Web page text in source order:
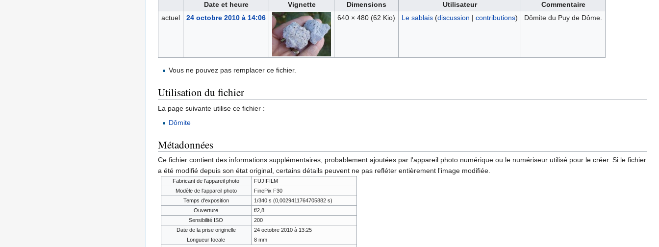
Date et heure Vignette Dimensions Utilisateur
Commentaire
actuel
24 octobre 2010 à 14:06 640 × 480 (62 Kio) Le sablais (discussion | contributions) Dômite du Puy de Dôme.
Vous ne pouvez pas remplacer ce fichier.
Utilisation du fichier
La page suivante utilise ce fichier :
Dômite
Métadonnées
Ce fichier contient des informations supplémentaires, probablement ajoutées par l'appareil photo numérique ou le numériseur utilisé pour le créer. Si le fichier
a été modifié depuis son état original, certains détails peuvent ne pas refléter entièrement l'image modifiée.
Fabricant de l'appareil photo
FUJIFILM
Modèle de l'appareil photo
FinePix F30
Temps d'exposition
1/340 s (0,0029411764705882 s)
Ouverture
f/2,8
Sensibilité ISO
200
Date de la prise originelle
24 octobre 2010 à 13:25
Longueur focale
8 mm